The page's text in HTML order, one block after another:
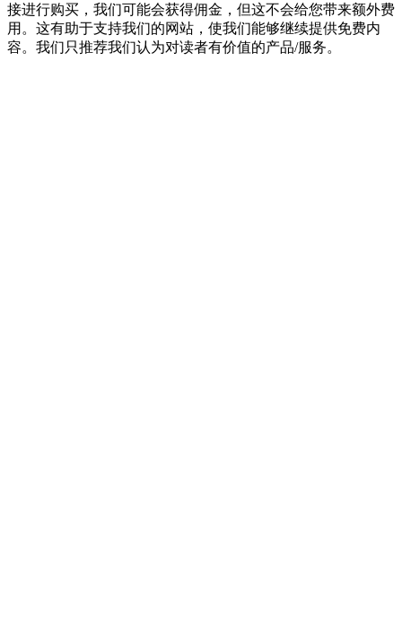
接进行购买，我们可能会获得佣金，但这不会给您带来额外费
用。这有助于支持我们的网站，使我们能够继续提供免费内
容。我们只推荐我们认为对读者有价值的产品/服务。